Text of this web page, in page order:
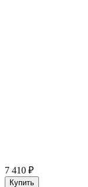
7 410 ₽
Купить